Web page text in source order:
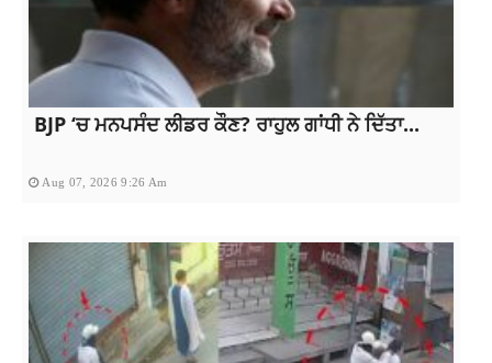
BJP ‘ਚ ਮਨਪਸੰਦ ਲੀਡਰ ਕੌਣ? ਰਾਹੁਲ ਗਾਂਧੀ ਨੇ ਦਿੱਤਾ...
Aug 07, 2026 9:26 Am